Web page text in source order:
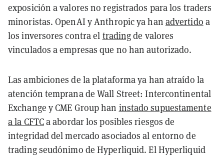
exposición a valores no registrados para los traders
minoristas. OpenAI y Anthropic ya han advertido a
los inversores contra el tradingde valores
vinculados a empresas que no han autorizado.
Las ambiciones de la plataforma ya han atraído la
atención temprana de Wall Street: Intercontinental
Exchange y CME Group han instado supuestamente
a la CFTCa abordar los posibles riesgos de
integridad del mercado asociados al entorno de
trading seudónimo de Hyperliquid. El Hyperliquid